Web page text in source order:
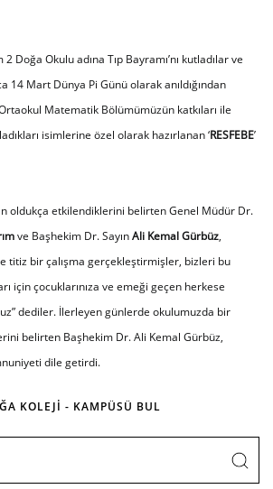
Doğa Okulu adına Tıp Bayramı’nı kutladılar ve
14 Mart Dünya Pi Günüolarak anıldığından
Matematik Bölümümüzün katkıları ile
isimlerine özel olarak hazırlanan ‘RESFEBE’
oldukça etkilendiklerini belirten Genel Müdür Dr.
ve Başhekim Dr. SayınAli Kemal Gürbüz,
titiz bir çalışma gerçekleştirmişler, bizleri bu
için çocuklarınıza ve emeği geçen herkese
dediler. İlerleyen günlerde okulumuzda bir
belirten Başhekim Dr. Ali Kemal Gürbüz,
dile getirdi.
KOLEJİ - KAMPÜSÜ BUL